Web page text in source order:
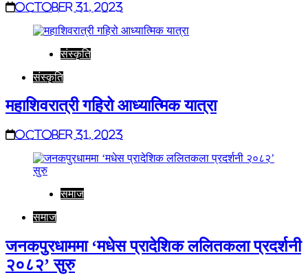
October 31, 2023
संस्कृति
संस्कृति
महाशिवरात्री गहिरो आध्यात्मिक यात्रा
October 31, 2023
समाज
समाज
जनकपुरधाममा ‘मधेस प्रादेशिक ललितकला प्रदर्शनी
२०८२’ सुरु